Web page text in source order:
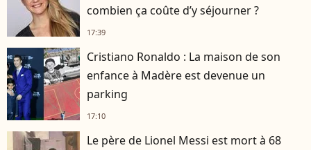
combien ça coûte d’y séjourner ?
17:39
Cristiano Ronaldo : La maison de son
enfance à Madère est devenue un
parking
17:10
Le père de Lionel Messi est mort à 68